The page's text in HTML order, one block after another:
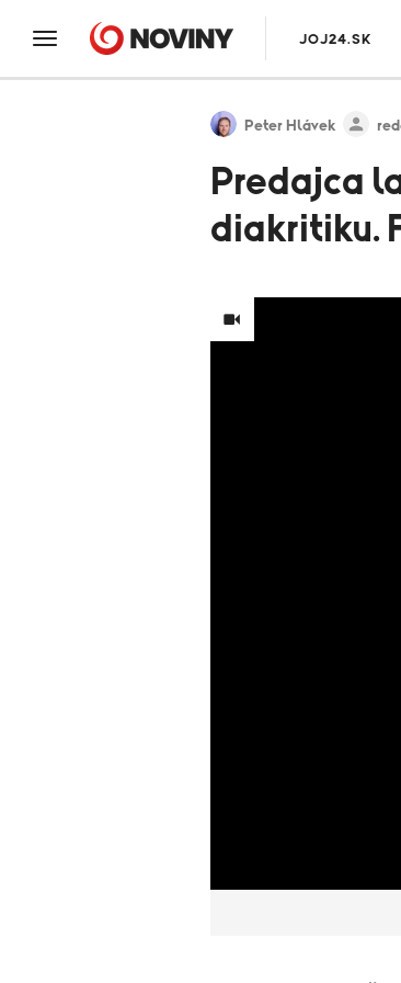
JOJ24.SK
Peter Hlávek
Predajca
diakritiku.